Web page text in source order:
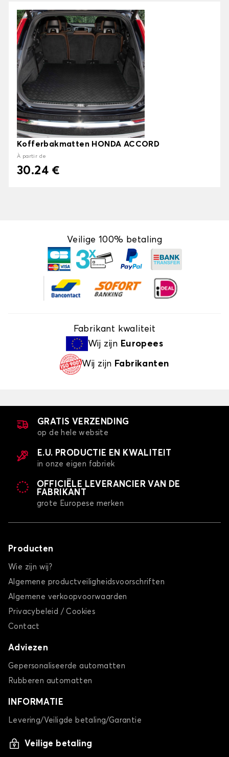
Kofferbakmatten HONDA ACCORD
À partir de
30.24 €
Veilige 100% betaling
Fabrikant kwaliteit
Wij zijn Europees
Wij zijn Fabrikanten
GRATIS VERZENDING
op de hele website
E.U. PRODUCTIE EN KWALITEIT
in onze eigen fabriek
OFFICIËLE LEVERANCIER VAN DE
FABRIKANT
grote Europese merken
Producten
Wie zijn wij?
Algemene productveiligheidsvoorschriften
Algemene verkoopvoorwaarden
Privacybeleid / Cookies
Contact
Adviezen
Gepersonaliseerde automatten
Rubberen automatten
INFORMATIE
Levering/Veiligde betaling/Garantie
Veilige betaling